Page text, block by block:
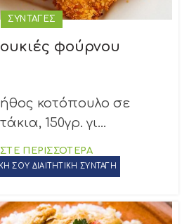
ΣΥΝΤΑΓΕΣ
φούρνου
κοτόπουλο σε
150γρ. γι...
ΠΕΡΙΣΣΟΤΕΡΑ
ΣΟΥ ΔΙΑΙΤΗΤΙΚΗ ΣΥΝΤΑΓΗ